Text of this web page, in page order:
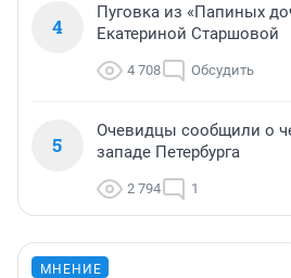
4
Пуговка из «Папиных
Екатериной Старшовой
4 708 Обсудить
5
Очевидцы сообщили о
западе Петербурга
2 794 1
МНЕНИЕ